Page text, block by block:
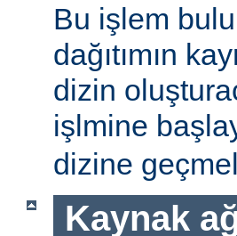
Bu işlem
dağıtımın
dizin
işlmine
dizine
Kaynak